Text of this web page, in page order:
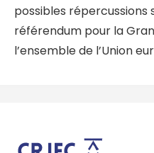
possibles répercussions
référendum pour la
l’ensemble de l’Union